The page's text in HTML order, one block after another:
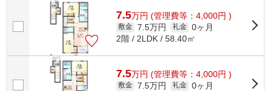
7.5万円 (管理費等：4,000円 )
敷金 7.5万円 礼金 0ヶ月
2階 / 2LDK / 58.40㎡
7.5万円 (管理費等：4,000円 )
敷金 7.5万円 礼金 0ヶ月